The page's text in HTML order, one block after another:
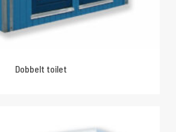
Dobbelt toilet